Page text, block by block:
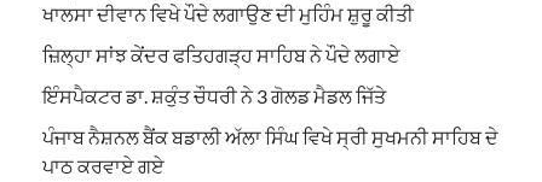
ਖਾਲਸਾ ਦੀਵਾਨ ਵਿਖੇ ਪੌਦੇ ਲਗਾਉਣ ਦੀ ਮੁਹਿੰਮ ਸ਼ੁਰੂ ਕੀਤੀ
ਜ਼ਿਲ੍ਹਾ ਸਾਂਝ ਕੇਂਦਰ ਫਤਿਹਗੜ੍ਹ ਸਾਹਿਬ ਨੇ ਪੌਦੇ ਲਗਾਏ
ਇੰਸਪੈਕਟਰ ਡਾ. ਸ਼ਕੁੰਤ ਚੌਧਰੀ ਨੇ 3 ਗੋਲਡ ਮੈਡਲ ਜਿੱਤੇ
ਪੰਜਾਬ ਨੈਸ਼ਨਲ ਬੈਂਕ ਬਡਾਲੀ ਅੱਲਾ ਸਿੰਘ ਵਿਖੇ ਸ੍ਰੀ ਸੁਖਮਨੀ ਸਾਹਿਬ ਦੇ
ਪਾਠ ਕਰਵਾਏ ਗਏ